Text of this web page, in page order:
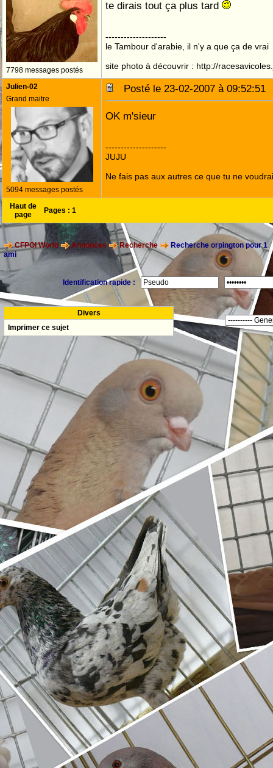
7798 messages postés
te dirais tout ça plus tard
--------------------
le Tambour d'arabie, il n'y a que ça de vrai
site photo à découvrir : http://
Julien-02
Grand maitre
5094 messages postés
Posté le 23-02-2007 à
OK m'sieur
--------------------
JUJU
Ne fais pas aux autres ce que tu ne
Haut de
page
Pages : 1
CFPOI World Annonces Recherche
Recherche orpington pour 1
ami
Identification rapide :
Divers
Imprimer ce sujet